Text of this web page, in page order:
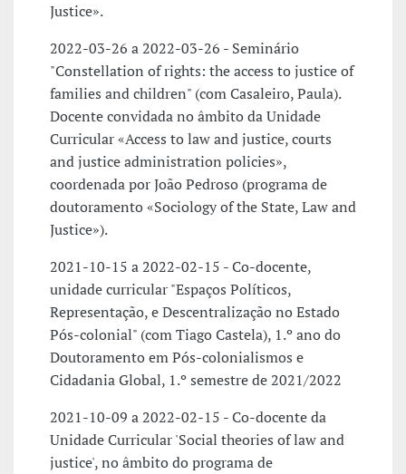
Justice».
2022-03-26 a 2022-03-26 - Seminário
"Constellation of rights: the access to justice of
families and children" (com Casaleiro, Paula).
Docente convidada no âmbito da Unidade
Curricular «Access to law and justice, courts
and justice administration policies»,
coordenada por João Pedroso (programa de
doutoramento «Sociology of the State, Law and
Justice»).
2021-10-15 a 2022-02-15 - Co-docente,
unidade curricular "Espaços Políticos,
Representação, e Descentralização no Estado
Pós-colonial" (com Tiago Castela), 1.º ano do
Doutoramento em Pós-colonialismos e
Cidadania Global, 1.º semestre de 2021/2022
2021-10-09 a 2022-02-15 - Co-docente da
Unidade Curricular 'Social theories of law and
justice', no âmbito do programa de